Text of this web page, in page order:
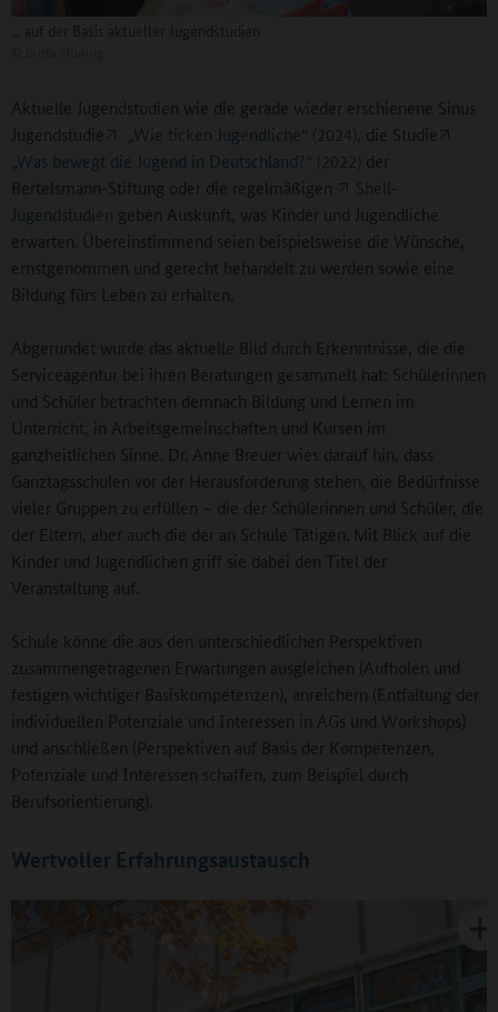
Aktuelle Jugendstudien wie die gerade wieder erschienene Sinus
Jugendstudie
„Wie ticken Jugendliche“ (2024) , die Studie
„Was bewegt die Jugend in Deutschland?“ (2022) der
Bertelsmann-Stiftung oder die regelmäßigen
Shell-
Jugendstudien geben Auskunft, was Kinder und Jugendliche
erwarten. Übereinstimmend seien beispielsweise die Wünsche,
ernstgenommen und gerecht behandelt zu werden sowie eine
Bildung fürs Leben zu erhalten.
Abgerundet wurde das aktuelle Bild durch Erkenntnisse, die die
Serviceagentur bei ihren Beratungen gesammelt hat: Schülerinnen
und Schüler betrachten demnach Bildung und Lernen im
Unterricht, in Arbeitsgemeinschaften und Kursen im
ganzheitlichen Sinne. Dr. Anne Breuer wies darauf hin, dass
Ganztagsschulen vor der Herausforderung stehen, die Bedürfnisse
vieler Gruppen zu erfüllen – die der Schülerinnen und Schüler, die
der Eltern, aber auch die der an Schule Tätigen. Mit Blick auf die
Kinder und Jugendlichen griff sie dabei den Titel der
Veranstaltung auf.
Schule könne die aus den unterschiedlichen Perspektiven
zusammengetragenen Erwartungen ausgleichen (Aufholen und
festigen wichtiger Basiskompetenzen), anreichern (Entfaltung der
individuellen Potenziale und Interessen in AGs und Workshops)
und anschließen (Perspektiven auf Basis der Kompetenzen,
Potenziale und Interessen schaffen, zum Beispiel durch
Berufsorientierung).
Wertvoller Erfahrungsaustausch